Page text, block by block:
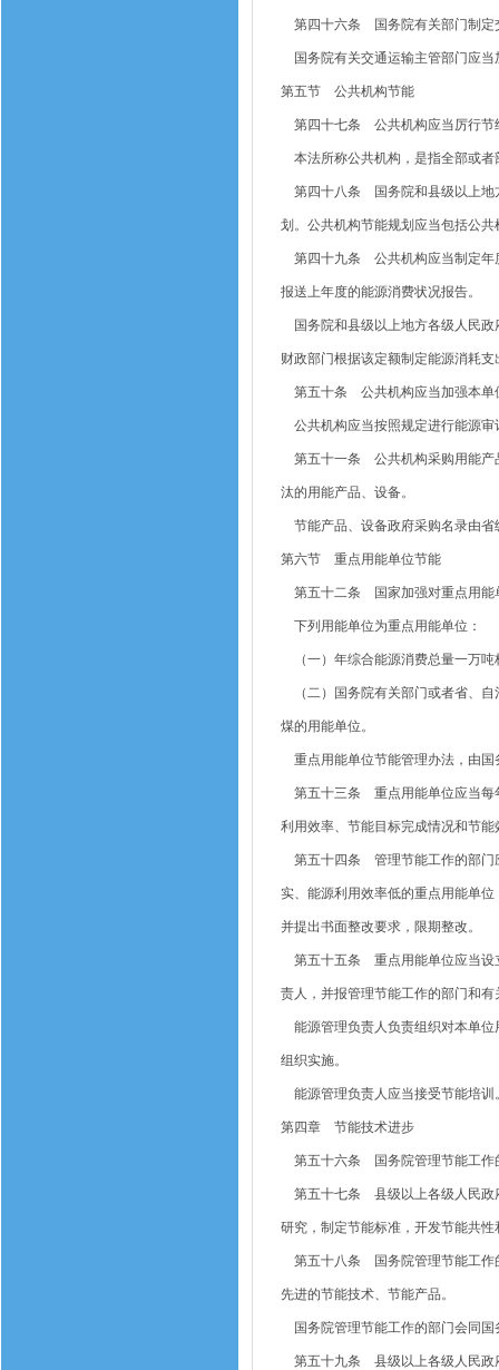
第四十六条 国务院有关部门制定
国务院有关交通运输主管部门应当
第五节 公共机构节能
第四十七条 公共机构应当厉行节
本法所称公共机构，是指全部或者
第四十八条 国务院和县级以上地
划。公共机构节能规划应当包括公
第四十九条 公共机构应当制定年
报送上年度的能源消费状况报告。
国务院和县级以上地方各级人民政
财政部门根据该定额制定能源消耗支
第五十条 公共机构应当加强本单
公共机构应当按照规定进行能源审
第五十一条 公共机构采购用能产
汰的用能产品、设备。
节能产品、设备政府采购名录由省
第六节 重点用能单位节能
第五十二条 国家加强对重点用能
下列用能单位为重点用能单位：
（一）年综合能源消费总量一万吨
（二）国务院有关部门或者省、自
煤的用能单位。
重点用能单位节能管理办法，由国
第五十三条 重点用能单位应当每
利用效率、节能目标完成情况和节
第五十四条 管理节能工作的部门
实、能源利用效率低的重点用能单
并提出书面整改要求，限期整改。
第五十五条 重点用能单位应当设
责人，并报管理节能工作的部门和有
能源管理负责人负责组织对本单位
组织实施。
能源管理负责人应当接受节能培训
第四章 节能技术进步
第五十六条 国务院管理节能工作
第五十七条 县级以上各级人民政
研究，制定节能标准，开发节能共
第五十八条 国务院管理节能工作
先进的节能技术、节能产品。
国务院管理节能工作的部门会同国
第五十九条 县级以上各级人民政